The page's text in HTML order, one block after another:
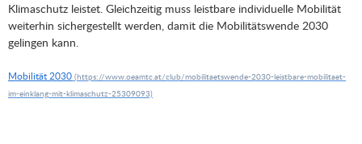
Klimaschutz leistet. Gleichzeitig muss leistbare individuelle Mobilität
weiterhin sichergestellt werden, damit die Mobilitätswende 2030
gelingen kann.
Mobilität 2030